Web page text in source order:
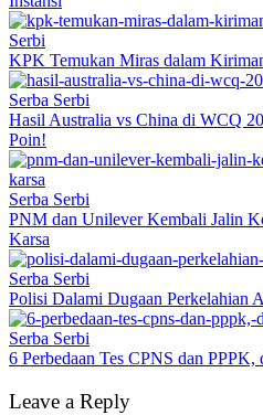
Serbi
KPK Temukan Miras dalam
Serba Serbi
Hasil Australia vs China di WCQ
Poin!
Serba Serbi
PNM dan Unilever Kembali Jalin
Karsa
Serba Serbi
Polisi Dalami Dugaan Perkelahian
Serba Serbi
6 Perbedaan Tes CPNS dan
Leave a Reply